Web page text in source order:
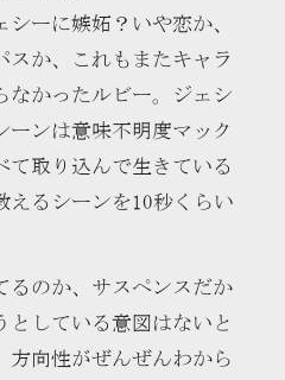
ーに嫉妬？いや恋か、
スか、これもまたキャラ
なかったルビー。ジェシ
ーンは意味不明度マック
て取り込んで生きている
えるシーンを10秒くらい
るのか、サスペンスだか
としている意図はないと
方向性がぜんぜんわから